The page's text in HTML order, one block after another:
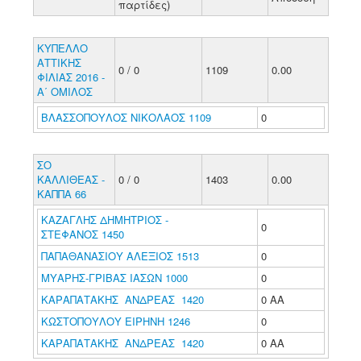
παρτίδες)
ΚΥΠΕΛΛΟ
ΑΤΤΙΚΗΣ
ΦΙΛΙΑΣ 2016 -
Α΄ ΟΜΙΛΟΣ
0 / 0 1109 0.00
ΒΛΑΣΣΟΠΟΥΛΟΣ ΝΙΚΟΛΑΟΣ 1109 0
ΣΟ
ΚΑΛΛΙΘΕΑΣ -
ΚΑΠΠΑ 66
0 / 0 1403 0.00
ΚΑΖΑΓΛΗΣ ΔΗΜΗΤΡΙΟΣ -
ΣΤΕΦΑΝΟΣ 1450
0
ΠΑΠΑΘΑΝΑΣΙΟΥ ΑΛΕΞΙΟΣ 1513
0
ΜΥΑΡΗΣ-ΓΡΙΒΑΣ ΙΑΣΩΝ 1000
0
ΚΑΡΑΠΑΤΑΚΗΣ ΑΝΔΡΕΑΣ 1420
0 ΑΑ
ΚΩΣΤΟΠΟΥΛΟΥ ΕΙΡΗΝΗ 1246
0
ΚΑΡΑΠΑΤΑΚΗΣ ΑΝΔΡΕΑΣ 1420
0 ΑΑ